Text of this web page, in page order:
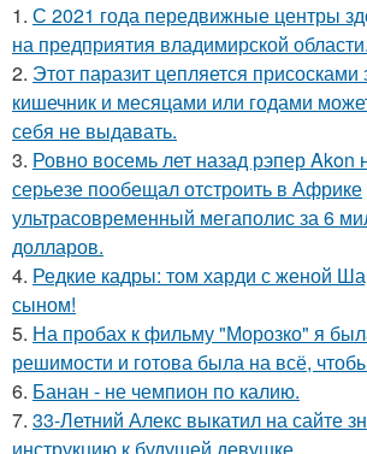
1. С 2021 года передвижные центры
на предприятия владимирской области.
2. Этот паразит цепляется присосками
кишечник и месяцами или годами
себя не выдавать.
3. Ровно восемь лет назад рэпер Akon
серьезе пообещал отстроить в Африке
ультрасовременный мегаполис за 6
долларов.
4. Редкие кадры: том харди с женой
сыном!
5. На пробах к фильму "Морозко" я
решимости и готова была на всё,
6. Банан - не чемпион по калию.
7. 33-Летний Алекс выкатил на сайте